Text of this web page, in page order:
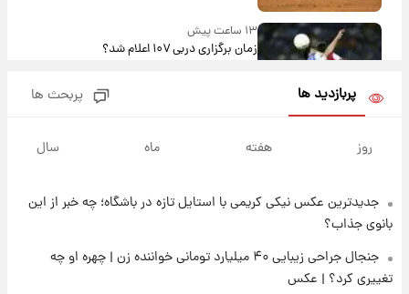
۱۳ ساعت پیش
زمان برگزاری دربی ۱۰۷ اعلام شد؟
جزئیات
۱۴ ساعت پیش
پربازدید ها پربحث ها
روز هفته ماه سال
جدیدترین عکس نیکی کریمی با استایل تازه در باشگاه؛ چه خبر از این
بانوی جذاب؟
جنجال جراحی زیبایی ۴۰ میلیارد تومانی خواننده زن | چهره او چه
تغییری کرد؟ | عکس